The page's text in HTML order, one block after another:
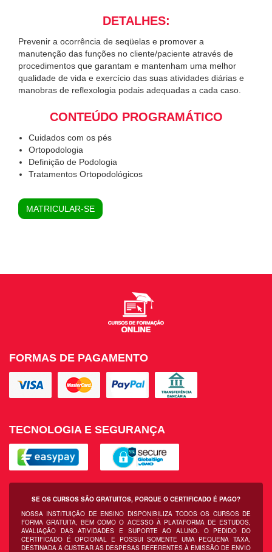
DETALHES:
Prevenir a ocorrência de seqüelas e promover a
manutenção das funções no cliente/paciente através de
procedimentos que garantam e mantenham uma melhor
qualidade de vida e exercício das suas atividades diárias e
manobras de reflexologia podais adequadas a cada caso.
CONTEÚDO PROGRAMÁTICO
Cuidados com os pés
Ortopodologia
Definição de Podologia
Tratamentos Ortopodológicos
MATRICULAR-SE
FORMAS DE PAGAMENTO
TECNOLOGIA E SEGURANÇA
SE OS CURSOS SÃO GRATUITOS, PORQUE O CERTIFICADO É PAGO?
NOSSA INSTITUIÇÃO DE ENSINO DISPONIBILIZA TODOS OS CURSOS DE
FORMA GRATUITA, BEM COMO O ACESSO À PLATAFORMA DE ESTUDOS,
AVALIAÇÃO DAS ATIVIDADES E SUPORTE AO ALUNO. O PEDIDO DO
CERTIFICADO É OPCIONAL E POSSUI SOMENTE UMA PEQUENA TAXA,
DESTINADA A CUSTEAR AS DESPESAS REFERENTES À EMISSÃO DE ENVIO